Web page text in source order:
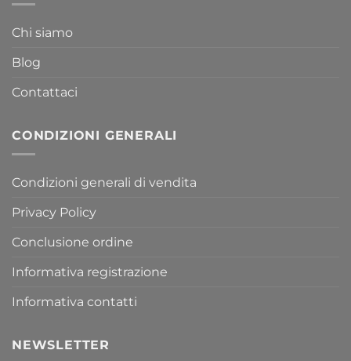
Chi siamo
Blog
Contattaci
CONDIZIONI GENERALI
Condizioni generali di vendita
Privacy Policy
Conclusione ordine
Informativa registrazione
Informativa contatti
NEWSLETTER